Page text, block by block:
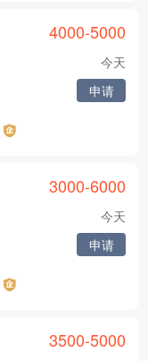
4000-5000
今天
申请
3000-6000
今天
申请
3500-5000